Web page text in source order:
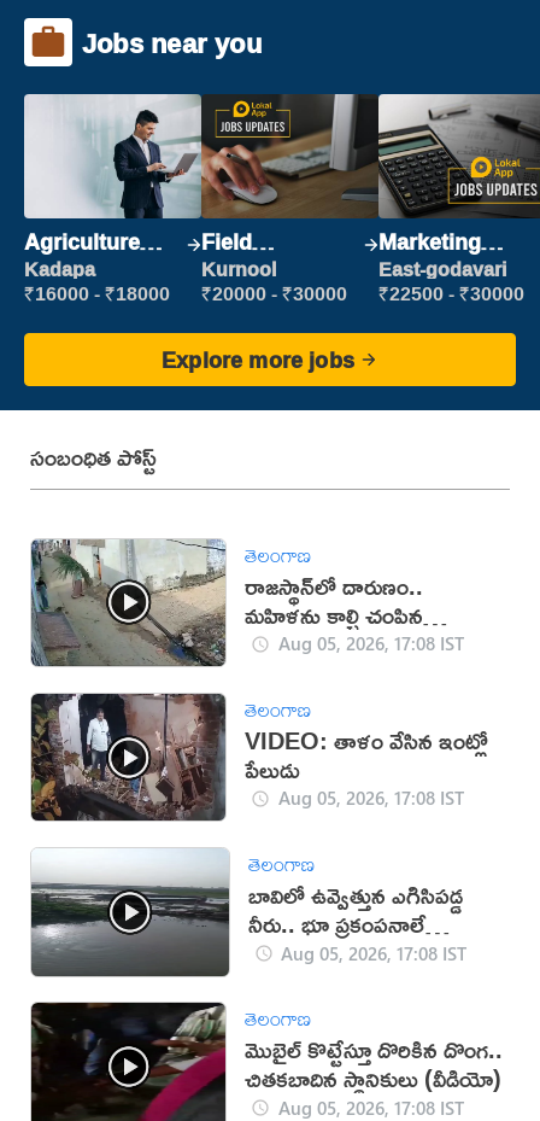
Jobs near you
Agriculture
Labour
Kadapa
₹16000 - ₹18000
Field
Marketing
Executive
Kurnool
₹20000 - ₹30000
Marketing
Executive
East-godavari
₹22500 - ₹30000
Explore more jobs
సంబంధిత పోస్ట్
తెలంగాణ
రాజస్థాన్‌లో దారుణం..
మహిళను కాల్చి చంపిన
యువకుడు (వీడియో)
Aug 05, 2026, 17:08 IST
తెలంగాణ
VIDEO: తాళం వేసిన ఇంట్లో
పేలుడు
Aug 05, 2026, 17:08 IST
తెలంగాణ
బావిలో ఉవ్వెత్తున ఎగిసిపడ్డ
నీరు.. భూ ప్రకంపనాలే
కారణమా?
Aug 05, 2026, 17:08 IST
తెలంగాణ
మొబైల్ కొట్టేస్తూ దొరికిన దొంగ..
చితకబాదిన స్థానికులు (వీడియో)
Aug 05, 2026, 17:08 IST